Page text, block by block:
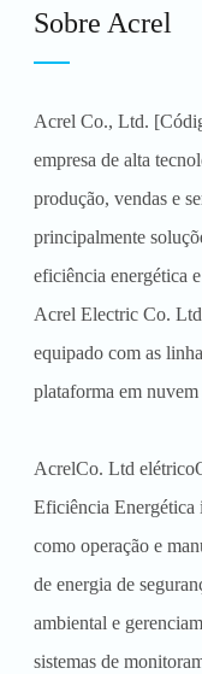
Sobre Acrel
Acrel Co., Ltd.
empresa de alta
produção, vendas e
principalmente
eficiência energética
Acrel Electric Co.
equipado com as
plataforma em nuvem
AcrelCo. Ltd elétrico
Eficiência Energética
como operação e
de energia de
ambiental e
sistemas de